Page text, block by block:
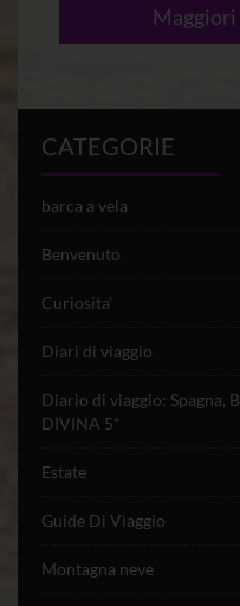
CATEGORIE
barca a vela
Benvenuto
Curiosita'
Diari di viaggio
Diario di viaggio: Spagna,
DIVINA 5*
Estate
Guide Di Viaggio
Montagna neve